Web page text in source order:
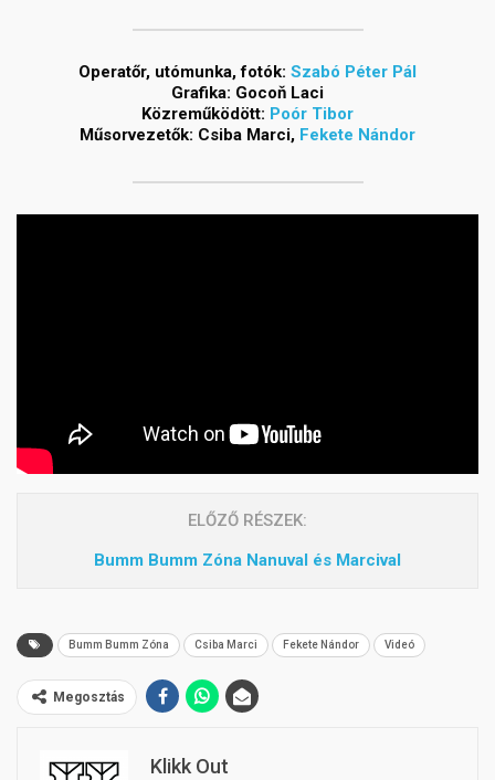
Operatőr, utómunka, fotók: Szabó Péter Pál
Grafika: Gocoň Laci
Közreműködött: Poór Tibor
Műsorvezetők: Csiba Marci, Fekete Nándor
ELŐZŐ RÉSZEK:
Bumm Bumm Zóna Nanuval és Marcival
Bumm Bumm Zóna Csiba Marci Fekete Nándor Videó
Megosztás
Klikk Out